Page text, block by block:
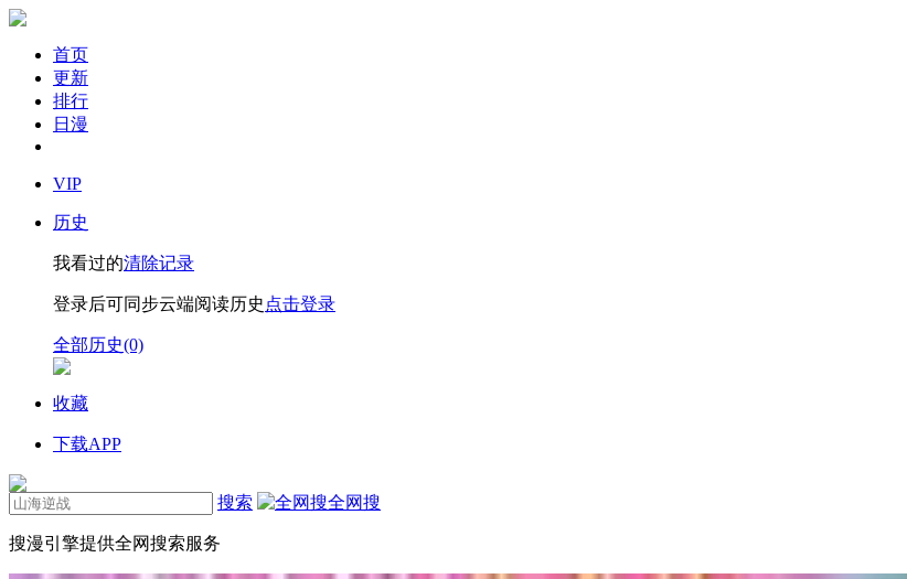
首页
更新
排行
日漫
VIP
历史
我看过的清除记录
登录后可同步云端阅读历史 点击登录
全部历史(0)
收藏
下载APP
搜索 全网搜
搜漫引擎提供全网搜索服务